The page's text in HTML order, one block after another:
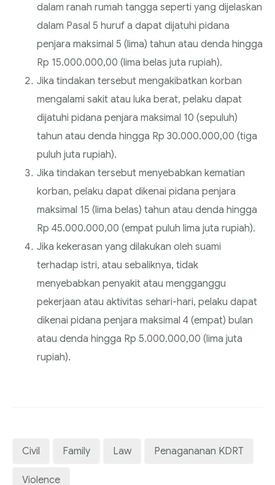
dalam ranah rumah tangga seperti yang dijelaskan
dalam Pasal 5 huruf a dapat dijatuhi pidana
penjara maksimal 5 (lima) tahun atau denda hingga
Rp 15.000.000,00 (lima belas juta rupiah).
Jika tindakan tersebut mengakibatkan korban
mengalami sakit atau luka berat, pelaku dapat
dijatuhi pidana penjara maksimal 10 (sepuluh)
tahun atau denda hingga Rp 30.000.000,00 (tiga
puluh juta rupiah).
Jika tindakan tersebut menyebabkan kematian
korban, pelaku dapat dikenai pidana penjara
maksimal 15 (lima belas) tahun atau denda hingga
Rp 45.000.000,00 (empat puluh lima juta rupiah).
Jika kekerasan yang dilakukan oleh suami
terhadap istri, atau sebaliknya, tidak
menyebabkan penyakit atau mengganggu
pekerjaan atau aktivitas sehari-hari, pelaku dapat
dikenai pidana penjara maksimal 4 (empat) bulan
atau denda hingga Rp 5.000.000,00 (lima juta
rupiah).
Civil Family Law Penagananan KDRT
Violence